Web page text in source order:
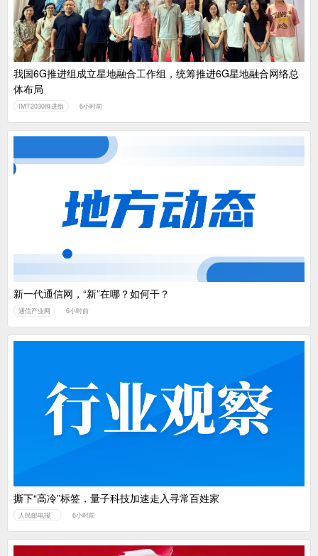
我国6G推进组成立星地融合工作组，统筹推进6G星地融合网络总
体布局
IMT2030推进组 6小时前
新一代通信网，“新”在哪？如何干？
通信产业网 6小时前
撕下“高冷”标签，量子科技加速走入寻常百姓家
人民邮电报 6小时前